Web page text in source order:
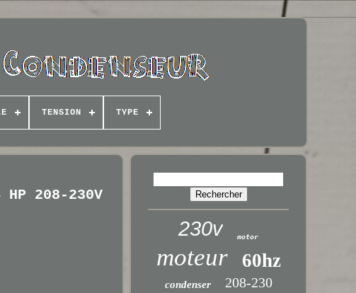
TENSION TYPE
208-230V
230v motor
moteur 60hz
condenser 208-230